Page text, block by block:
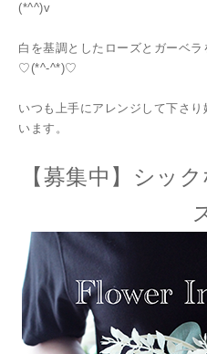
(*^^)v
白を基調としたローズとガーベ
♡(*^-^*)♡
いつも上手にアレンジして下さ
います。
【募集中】シッ